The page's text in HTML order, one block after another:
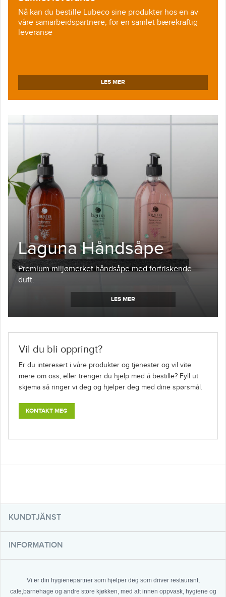
LES MER
Nå kan du bestille Lubeco sine produkter hos en av
våre samarbeidspartnere, for en samlet bærekraftig
leveranse
LES MER
Laguna Håndsåpe
Premium miljømerket håndsåpe med forfriskende
duft.
Vil du bli oppringt?
Er du interesert i våre produkter og tjenester og vil vite
mere om oss, eller trenger du hjelp med å bestille? Fyll ut
skjema så ringer vi deg og hjelper deg med dine spørsmål.
KONTAKT MEG
KUNDTJÄNST
INFORMATION
Vi er din hygienepartner som hjelper deg som driver restaurant,
cafe,barnehage og andre store kjøkken, med alt innen oppvask, hygiene og